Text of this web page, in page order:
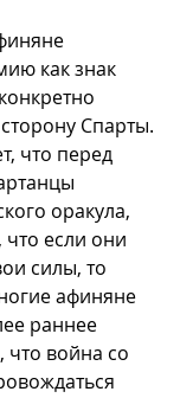
как знак
Спарты.
что перед
оракула,
если они
силы, то
афиняне
раннее
что война со